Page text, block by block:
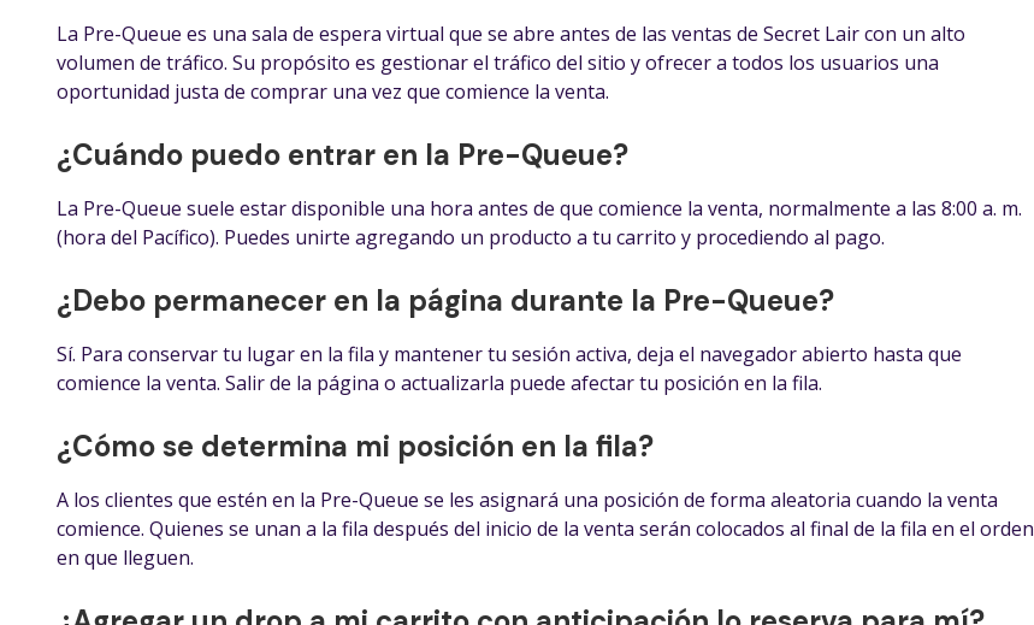
La Pre-Queue es una sala de espera virtual que se abre antes de las ventas de Secret Lair con un alto
volumen de tráfico. Su propósito es gestionar el tráfico del sitio y ofrecer a todos los usuarios una
oportunidad justa de comprar una vez que comience la venta.
¿Cuándo puedo entrar en la Pre-Queue?
La Pre-Queue suele estar disponible una hora antes de que comience la venta, normalmente a las 8:00 a. m.
(hora del Pacífico). Puedes unirte agregando un producto a tu carrito y procediendo al pago.
¿Debo permanecer en la página durante la Pre-Queue?
Sí. Para conservar tu lugar en la fila y mantener tu sesión activa, deja el navegador abierto hasta que
comience la venta. Salir de la página o actualizarla puede afectar tu posición en la fila.
¿Cómo se determina mi posición en la fila?
A los clientes que estén en la Pre-Queue se les asignará una posición de forma aleatoria cuando la venta
comience. Quienes se unan a la fila después del inicio de la venta serán colocados al final de la fila en el orden
en que lleguen.